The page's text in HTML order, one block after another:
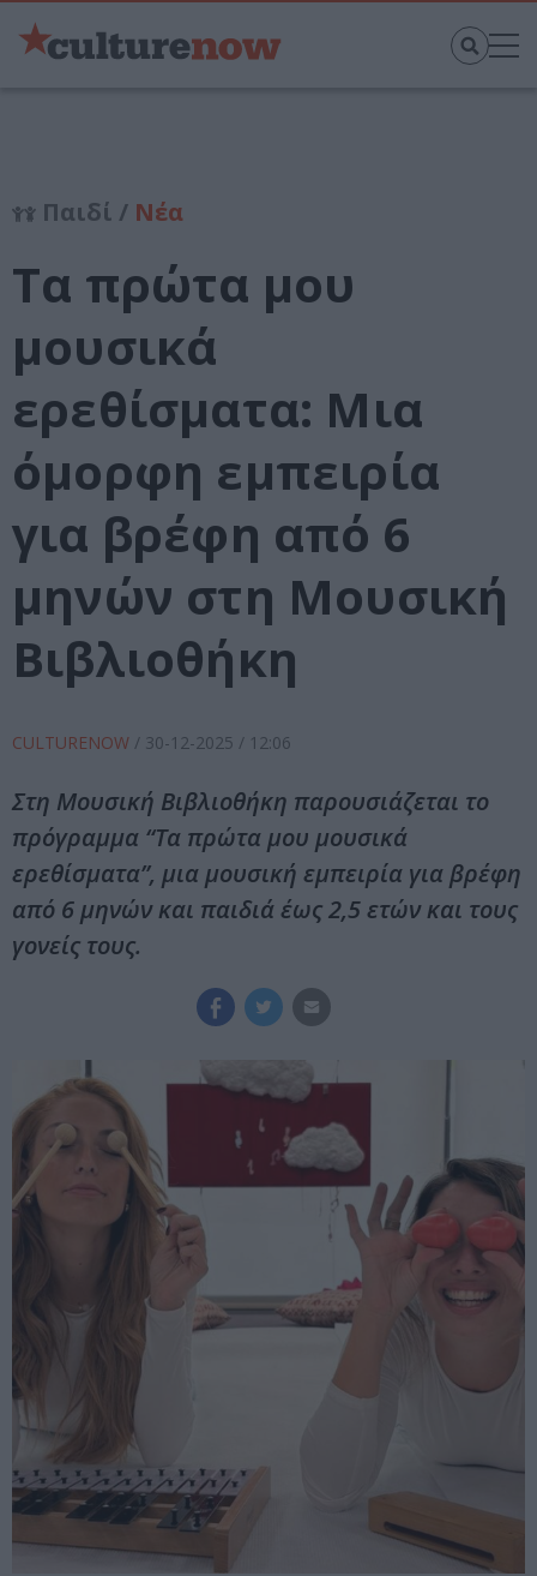
Παιδί / Νέα
Τα πρώτα μου
μουσικά
ερεθίσματα: Μια
όμορφη εμπειρία
για βρέφη από 6
μηνών στη Μουσική
Βιβλιοθήκη
CULTURENOW / 30-12-2025 / 12:06
Στη Μουσική Βιβλιοθήκη παρουσιάζεται το
πρόγραμμα “Τα πρώτα μου μουσικά
ερεθίσματα”, μια μουσική εμπειρία για βρέφη
από 6 μηνών και παιδιά έως 2,5 ετών και τους
γονείς τους.